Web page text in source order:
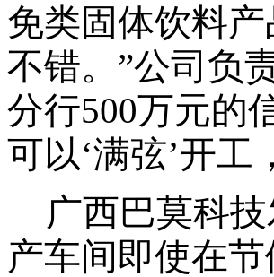
免类固体饮料
不错。”公司负
分行500万元的
可以‘满弦’开
广西巴莫科
产车间即使在